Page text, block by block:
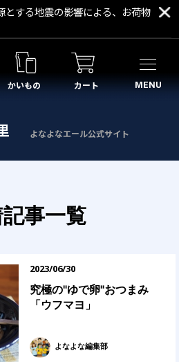
とする地震の影響による、お荷物
かいもの カート MENU
よなよなエール公式サイト
事一覧
2023/06/30
究極の"ゆで卵"おつまみ
「ウフマヨ」
よなよな編集部